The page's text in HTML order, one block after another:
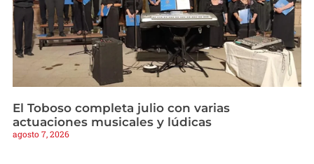
El Toboso completa julio con varias
actuaciones musicales y lúdicas
agosto 7, 2026